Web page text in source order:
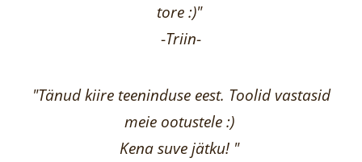
tore :)"
-Triin-
"Tänud kiire teeninduse eest. Toolid vastasid
meie ootustele :)
Kena suve jätku! "